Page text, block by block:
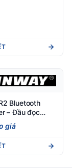
Bluetooth
– Đầu đọc
31m
giá